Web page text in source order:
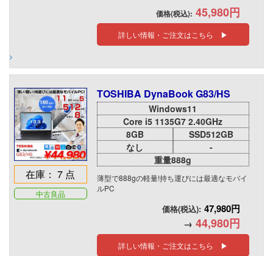
価格(税込): 45,980円
詳しい情報・ご注文はこちら ▶
在庫： 7 点
中古良品
TOSHIBA DynaBook G83/HS
Windows11
Core i5 1135G7 2.40GHz
8GB
SSD512GB
なし
-
重量888g
薄型で888gの軽量!持ち運びには最適なモバイ
ルPC
価格(税込): 47,980円
→ 44,980円
詳しい情報・ご注文はこちら ▶